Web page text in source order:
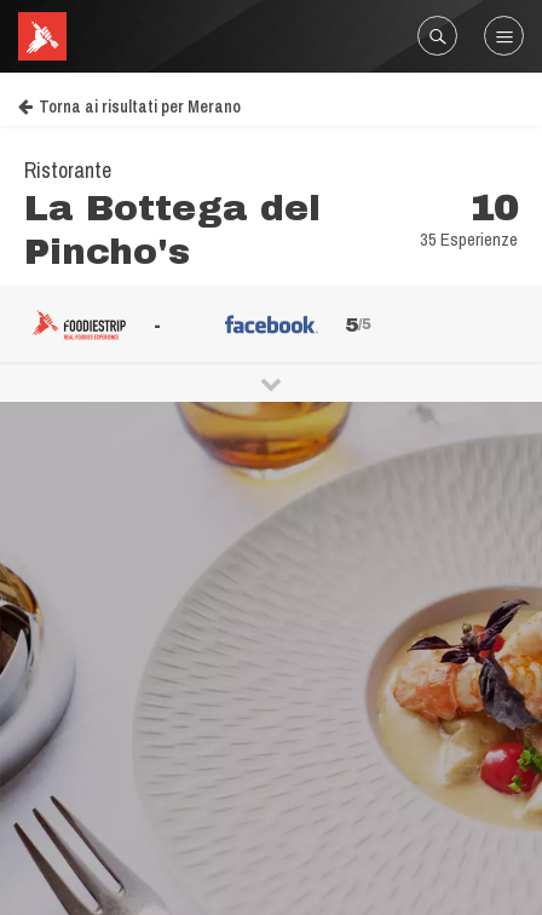
Torna ai risultati per Merano
Ristorante
La Bottega del
Pincho's
10
35 Esperienze
- 5/5